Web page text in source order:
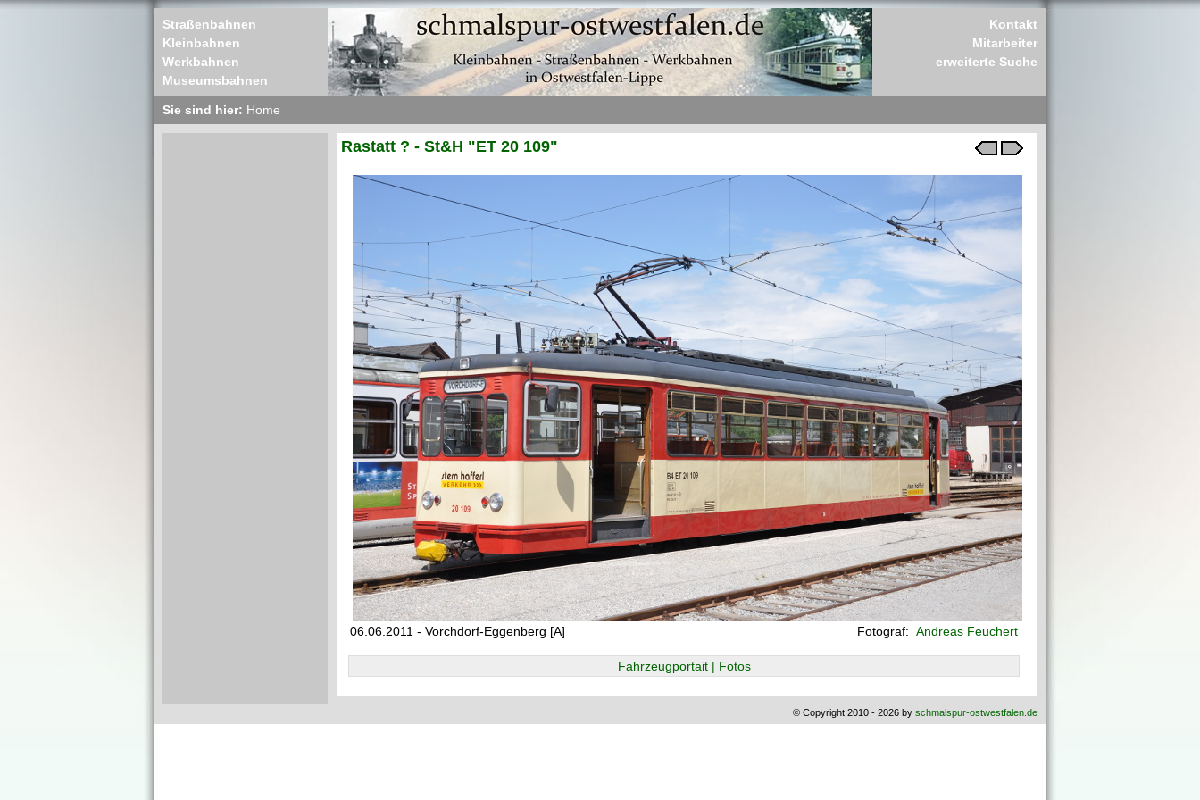
Straßenbahnen
Kleinbahnen
Werkbahnen
Museumsbahnen
Kontakt
Mitarbeiter
erweiterte Suche
Sie sind hier: Home
Rastatt ? - St&H "ET 20 109"
06.06.2011 - Vorchdorf-Eggenberg [A] Fotograf: Andreas Feuchert
Fahrzeugportait | Fotos
© Copyright 2010 - 2026 by schmalspur-ostwestfalen.de